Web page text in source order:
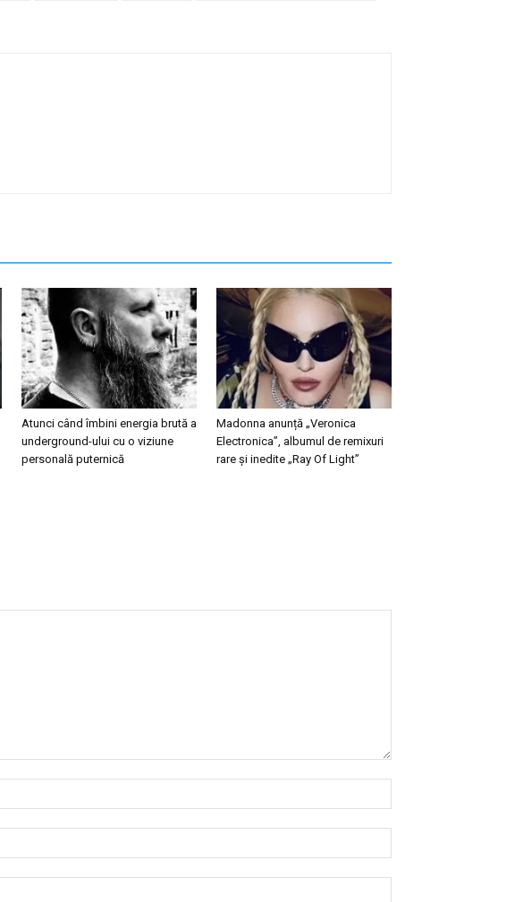
Atunci când îmbini energia brută a
underground-ului cu o viziune
personală puternică
Madonna anunță „Veronica
Electronica”, albumul de remixuri
rare și inedite „Ray Of Light”